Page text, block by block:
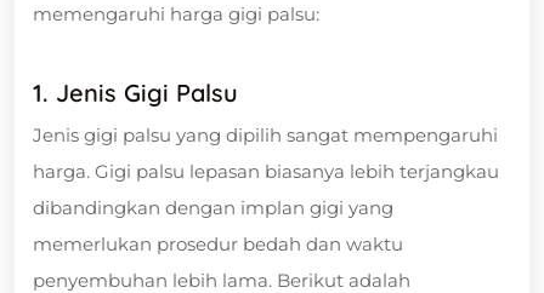
memengaruhi harga gigi palsu:
1. Jenis Gigi Palsu
Jenis gigi palsu yang dipilih sangat mempengaruhi
harga. Gigi palsu lepasan biasanya lebih terjangkau
dibandingkan dengan implan gigi yang
memerlukan prosedur bedah dan waktu
penyembuhan lebih lama. Berikut adalah